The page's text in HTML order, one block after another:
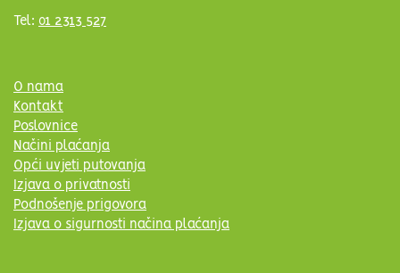
Tel: 01 2313 527
O nama
Kontakt
Poslovnice
Načini plaćanja
Opći uvjeti putovanja
Izjava o privatnosti
Podnošenje prigovora
Izjava o sigurnosti načina plaćanja